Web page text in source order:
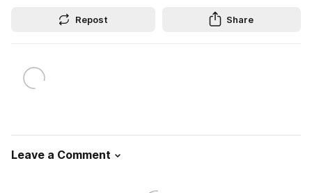
Repost Share
Leave a Comment